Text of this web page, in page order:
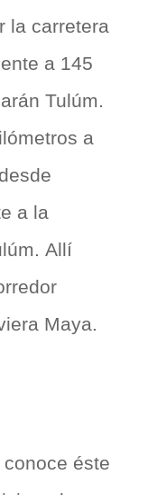
la carretera
a 145
Tulúm.
a
a la
Allí
Maya.
éste